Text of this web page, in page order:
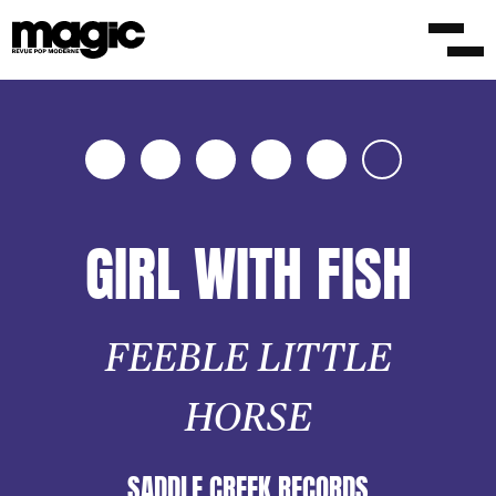
Offert temporairement
GIRL WITH FISH
FEEBLE LITTLE
HORSE